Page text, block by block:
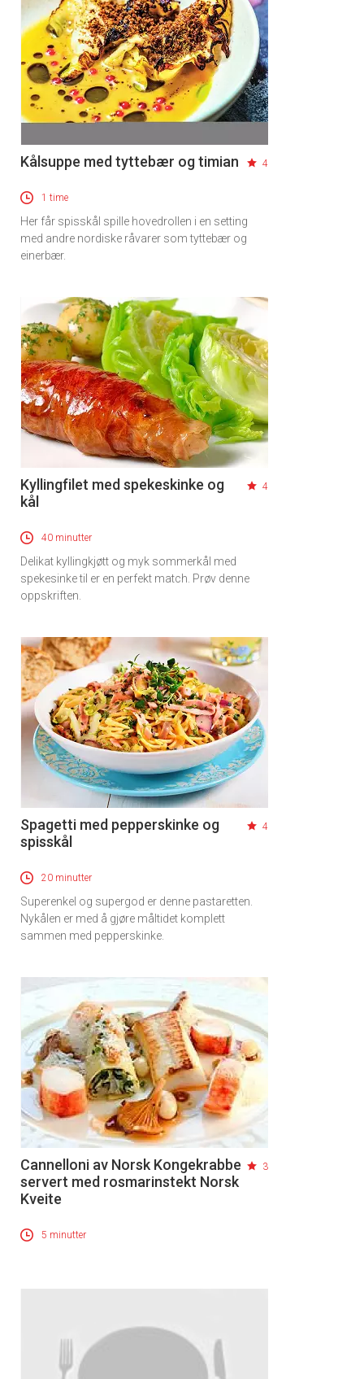
Kålsuppe med tyttebær og timian 4
1 time
Her får spisskål spille hovedrollen i en setting
med andre nordiske råvarer som tyttebær og
einerbær.
Kyllingfilet med spekeskinke og
kål
4
40 minutter
Delikat kyllingkjøtt og myk sommerkål med
spekesinke til er en perfekt match. Prøv denne
oppskriften.
Spagetti med pepperskinke og
spisskål
4
20 minutter
Superenkel og supergod er denne pastaretten.
Nykålen er med å gjøre måltidet komplett
sammen med pepperskinke.
Cannelloni av Norsk Kongekrabbe
servert med rosmarinstekt Norsk
Kveite
3
5 minutter